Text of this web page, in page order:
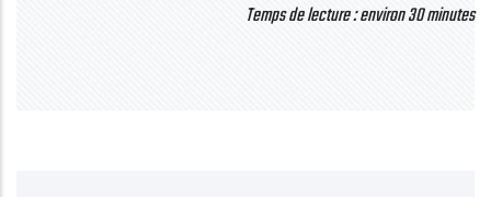
Temps de lecture : environ 30 minutes